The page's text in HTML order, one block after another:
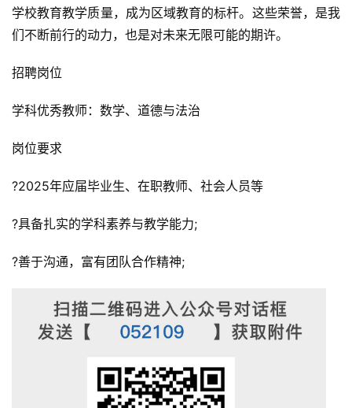
学校教育教学质量，成为区域教育的标杆。这些荣誉，是我
们不断前行的动力，也是对未来无限可能的期许。
招聘岗位
学科优秀教师：数学、道德与法治
岗位要求
?2025年应届毕业生、在职教师、社会人员等
?具备扎实的学科素养与教学能力;
?善于沟通，富有团队合作精神;